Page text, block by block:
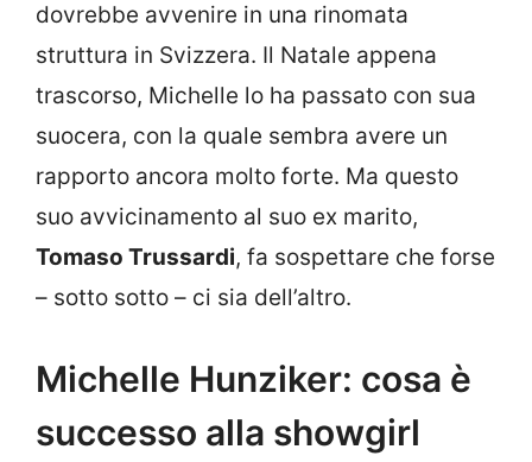
dovrebbe avvenire in una rinomata
struttura in Svizzera. Il Natale appena
trascorso, Michelle lo ha passato con sua
suocera, con la quale sembra avere un
rapporto ancora molto forte. Ma questo
suo avvicinamento al suo ex marito,
Tomaso Trussardi, fa sospettare che forse
– sotto sotto – ci sia dell’altro.
Michelle Hunziker: cosa è
successo alla showgirl